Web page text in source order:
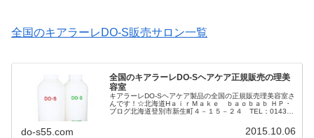
全国のキアラーレDO-S販売サロン一覧
全国のキアラーレDO-Sヘアケア正規販売の理美
容室
キアラーレDO-Sヘアケア製品の全国の正規販売理美容室さ
んです！☆北海道HａｉｒＭａｋｅ ｂａｏｂａｂ ＨＰ・
ブログ北海道登別市新生町４－１５－２４ TEL：0143-
do-s55.com 2015.10.06